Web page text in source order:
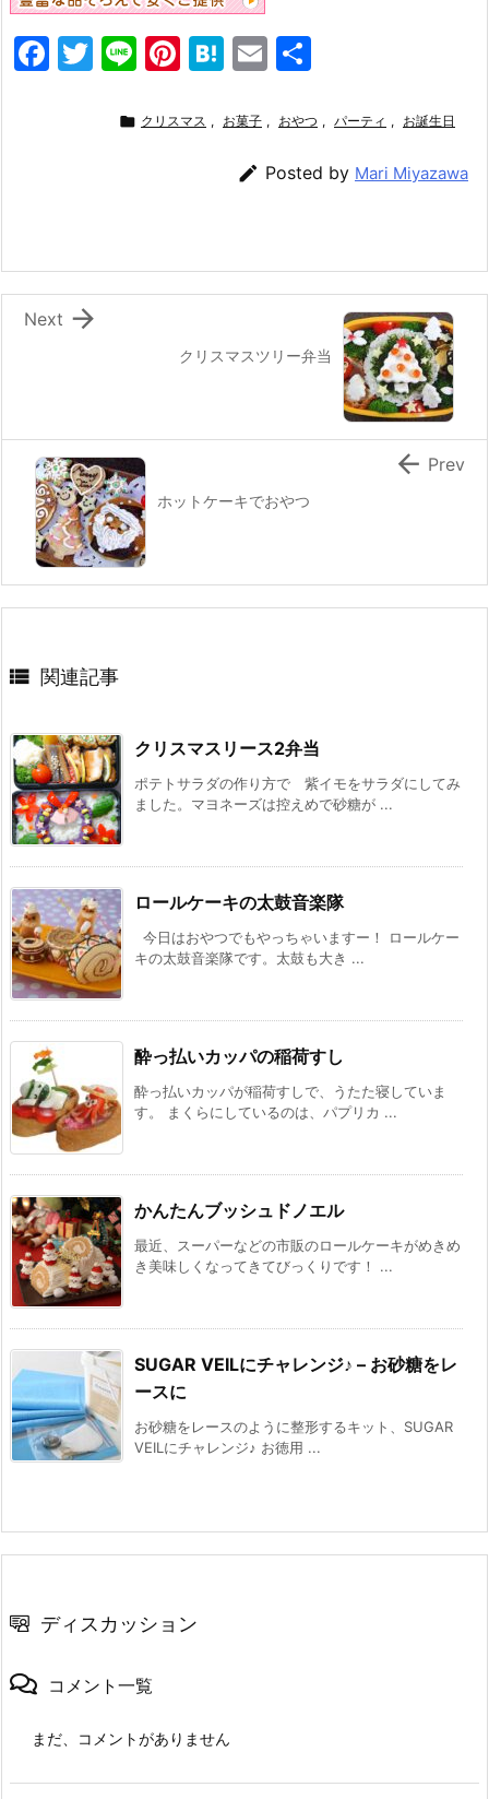
F
o
k
T
itt
Li
e
Pi
er
H
e
a
E
ai
l
 クリスマス , お菓子 , おやつ , パーティ , お誕生日
 Posted by Mari Miyazawa
クリスマスツリー弁当

Next
ホットケーキでおやつ
 Prev
 関連記事
クリスマスリース2弁当
ポテトサラダの作り方で 紫イモをサラダにしてみ
ました。マヨネーズは控えめで砂糖が ...
ロールケーキの太鼓音楽隊
今日はおやつでもやっちゃいますー！ ロールケー
キの太鼓音楽隊です。太鼓も大き ...
酔っ払いカッパの稲荷すし
酔っ払いカッパが稲荷すしで、うたた寝していま
す。 まくらにしているのは、パプリカ ...
かんたんブッシュドノエル
最近、スーパーなどの市販のロールケーキがめきめ
き美味しくなってきてびっくりです！ ...
SUGAR VEILにチャレンジ♪ – お砂糖をレ
ースに
お砂糖をレースのように整形するキット、SUGAR
VEILにチャレンジ♪ お徳用 ...
ディスカッション
コメント一覧
まだ、コメントがありません